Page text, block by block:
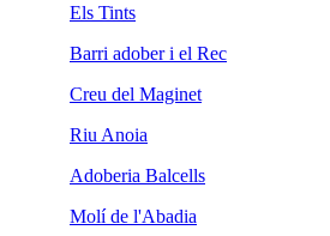
Els Tints
Barri adober i el Rec
Creu del Maginet
Riu Anoia
Adoberia Balcells
Molí de l'Abadia